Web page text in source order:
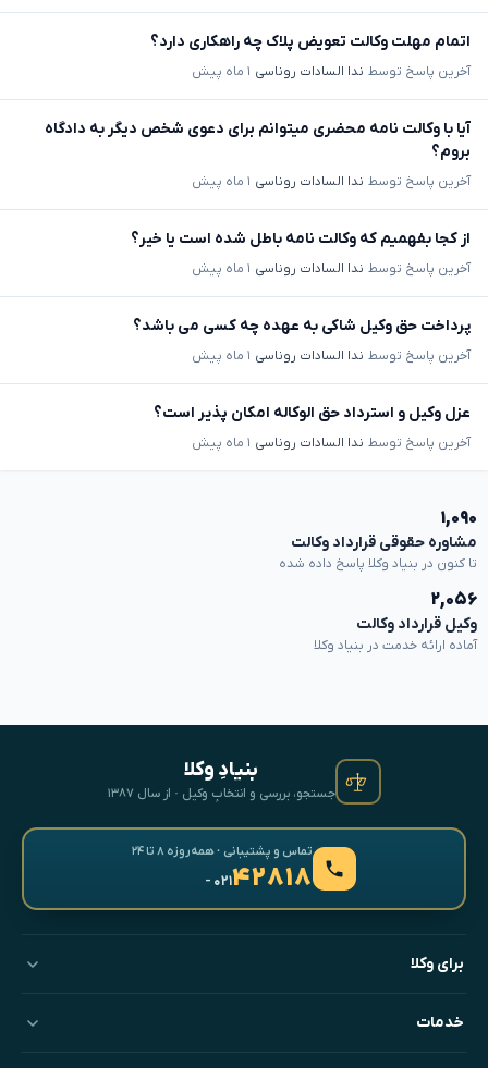
اتمام مهلت وکالت تعویض پلاک چه راهکاری دارد؟
آخرین پاسخ توسط ندا السادات روناسی ۱ ماه پیش
آیا با وکالت نامه محضری میتوانم برای دعوی شخص دیگر به دادگاه
بروم؟
آخرین پاسخ توسط ندا السادات روناسی ۱ ماه پیش
از کجا بفهمیم که وکالت نامه باطل شده است یا خیر؟
آخرین پاسخ توسط ندا السادات روناسی ۱ ماه پیش
پرداخت حق وکیل شاکی به عهده چه کسی می باشد؟
آخرین پاسخ توسط ندا السادات روناسی ۱ ماه پیش
عزل وکیل و استرداد حق الوکاله امکان پذیر است؟
آخرین پاسخ توسط ندا السادات روناسی ۱ ماه پیش
۱,۰۹۰
مشاوره حقوقی قرارداد وکالت
تا کنون در بنیاد وکلا پاسخ داده شده
۲,۰۵۶
وکیل قرارداد وکالت
آماده ارائه خدمت در بنیاد وکلا
بنیادِ وکلا
جستجو، بررسی و انتخابِ وکیل · از سال ۱۳۸۷
تماس و پشتیبانی · همه‌روزه ۸ تا ۲۴
۴۲۸۱۸- ۰۲۱
برای وکلا
خدمات